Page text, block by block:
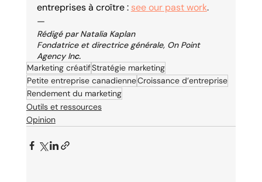
entreprises à croître : see our past work.
—
Rédigé par Natalia Kaplan
Fondatrice et directrice générale, On Point
Agency Inc.
Marketing créatifStratégie marketing
Petite entreprise canadienneCroissance d’entreprise
Rendement du marketing
Outils et ressources
Opinion